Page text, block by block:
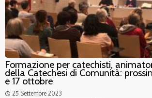
Formazione per catechisti,
della Catechesi di Comunità:
e 17 ottobre
access_time 25 Settembre 2023